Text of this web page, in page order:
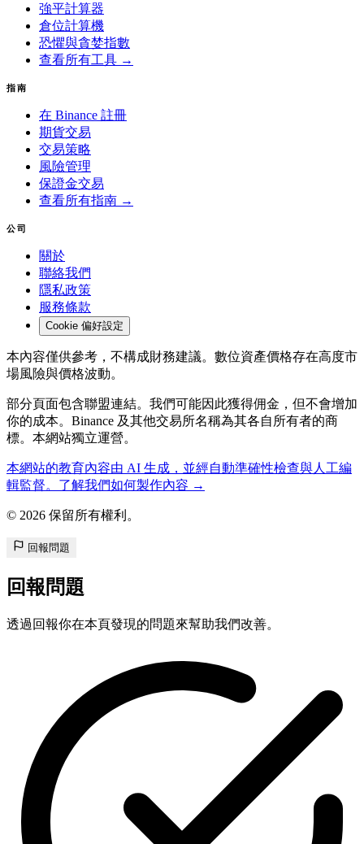
強平計算器
倉位計算機
恐懼與貪婪指數
查看所有工具 →
指南
在 Binance 註冊
期貨交易
交易策略
風險管理
保證金交易
查看所有指南 →
公司
關於
聯絡我們
隱私政策
服務條款
Cookie 偏好設定
本內容僅供參考，不構成財務建議。數位資產價格存在高度市
場風險與價格波動。
部分頁面包含聯盟連結。我們可能因此獲得佣金，但不會增加
你的成本。Binance 及其他交易所名稱為其各自所有者的商
標。本網站獨立運營。
本網站的教育內容由 AI 生成，並經自動準確性檢查與人工編
輯監督。了解我們如何製作內容 →
© 2026 保留所有權利。
回報問題
回報問題
透過回報你在本頁發現的問題來幫助我們改善。